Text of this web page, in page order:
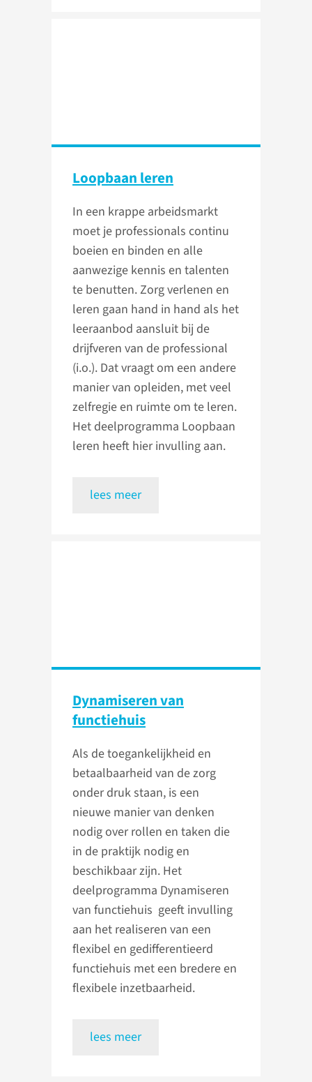
Loopbaan leren
In een krappe arbeidsmarkt
moet je professionals continu
boeien en binden en alle
aanwezige kennis en talenten
te benutten. Zorg verlenen en
leren gaan hand in hand als het
leeraanbod aansluit bij de
drijfveren van de professional
(i.o.). Dat vraagt om een andere
manier van opleiden, met veel
zelfregie en ruimte om te leren.
Het deelprogramma Loopbaan
leren heeft hier invulling aan.
lees meer
Dynamiseren van
functiehuis
Als de toegankelijkheid en
betaalbaarheid van de zorg
onder druk staan, is een
nieuwe manier van denken
nodig over rollen en taken die
in de praktijk nodig en
beschikbaar zijn. Het
deelprogramma Dynamiseren
van functiehuis geeft invulling
aan het realiseren van een
flexibel en gedifferentieerd
functiehuis met een bredere en
flexibele inzetbaarheid.
lees meer